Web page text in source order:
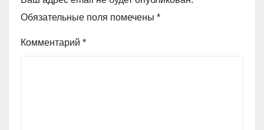
Обязательные поля помечены *
Комментарий *